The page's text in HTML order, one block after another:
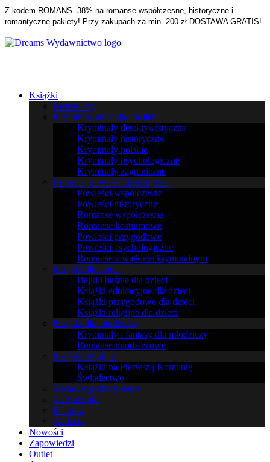
Z kodem ROMANS -38% na romanse współczesne, historyczne i
romantyczne pakiety! Przy zakupach za min. 200 zł DOSTAWA GRATIS!
Książki
Bestsellery
Kryminał, sensacja, thriller
Kryminały detektywistyczne
Kryminały historyczne
Kryminały polskie
Kryminały psychologiczne
Kryminały zagraniczne
Romans, powieść obyczajowa
Powieści współczesne
Powieści historyczne
Romanse współczesne
Romanse kostiumowe
Powieści przygodowe
Powieści psychologiczne
Romanse z wątkiem kryminalnym
Książki dla dzieci
Bajki i baśnie dla dzieci
Książki edukacyjne dla dzieci
Książki przygodowe dla dzieci
Książki religijne dla dzieci
Książki dla młodzieży
Kryminały i fantasy dla młodzieży
Romanse młodzieżowe
Książki religijne
Książki na Pierwszą Komunię
Świadectwo
Zestawy, pakiety, serie
Audiobooki
E-booki
Gadżety
Nowości
Zapowiedzi
Outlet